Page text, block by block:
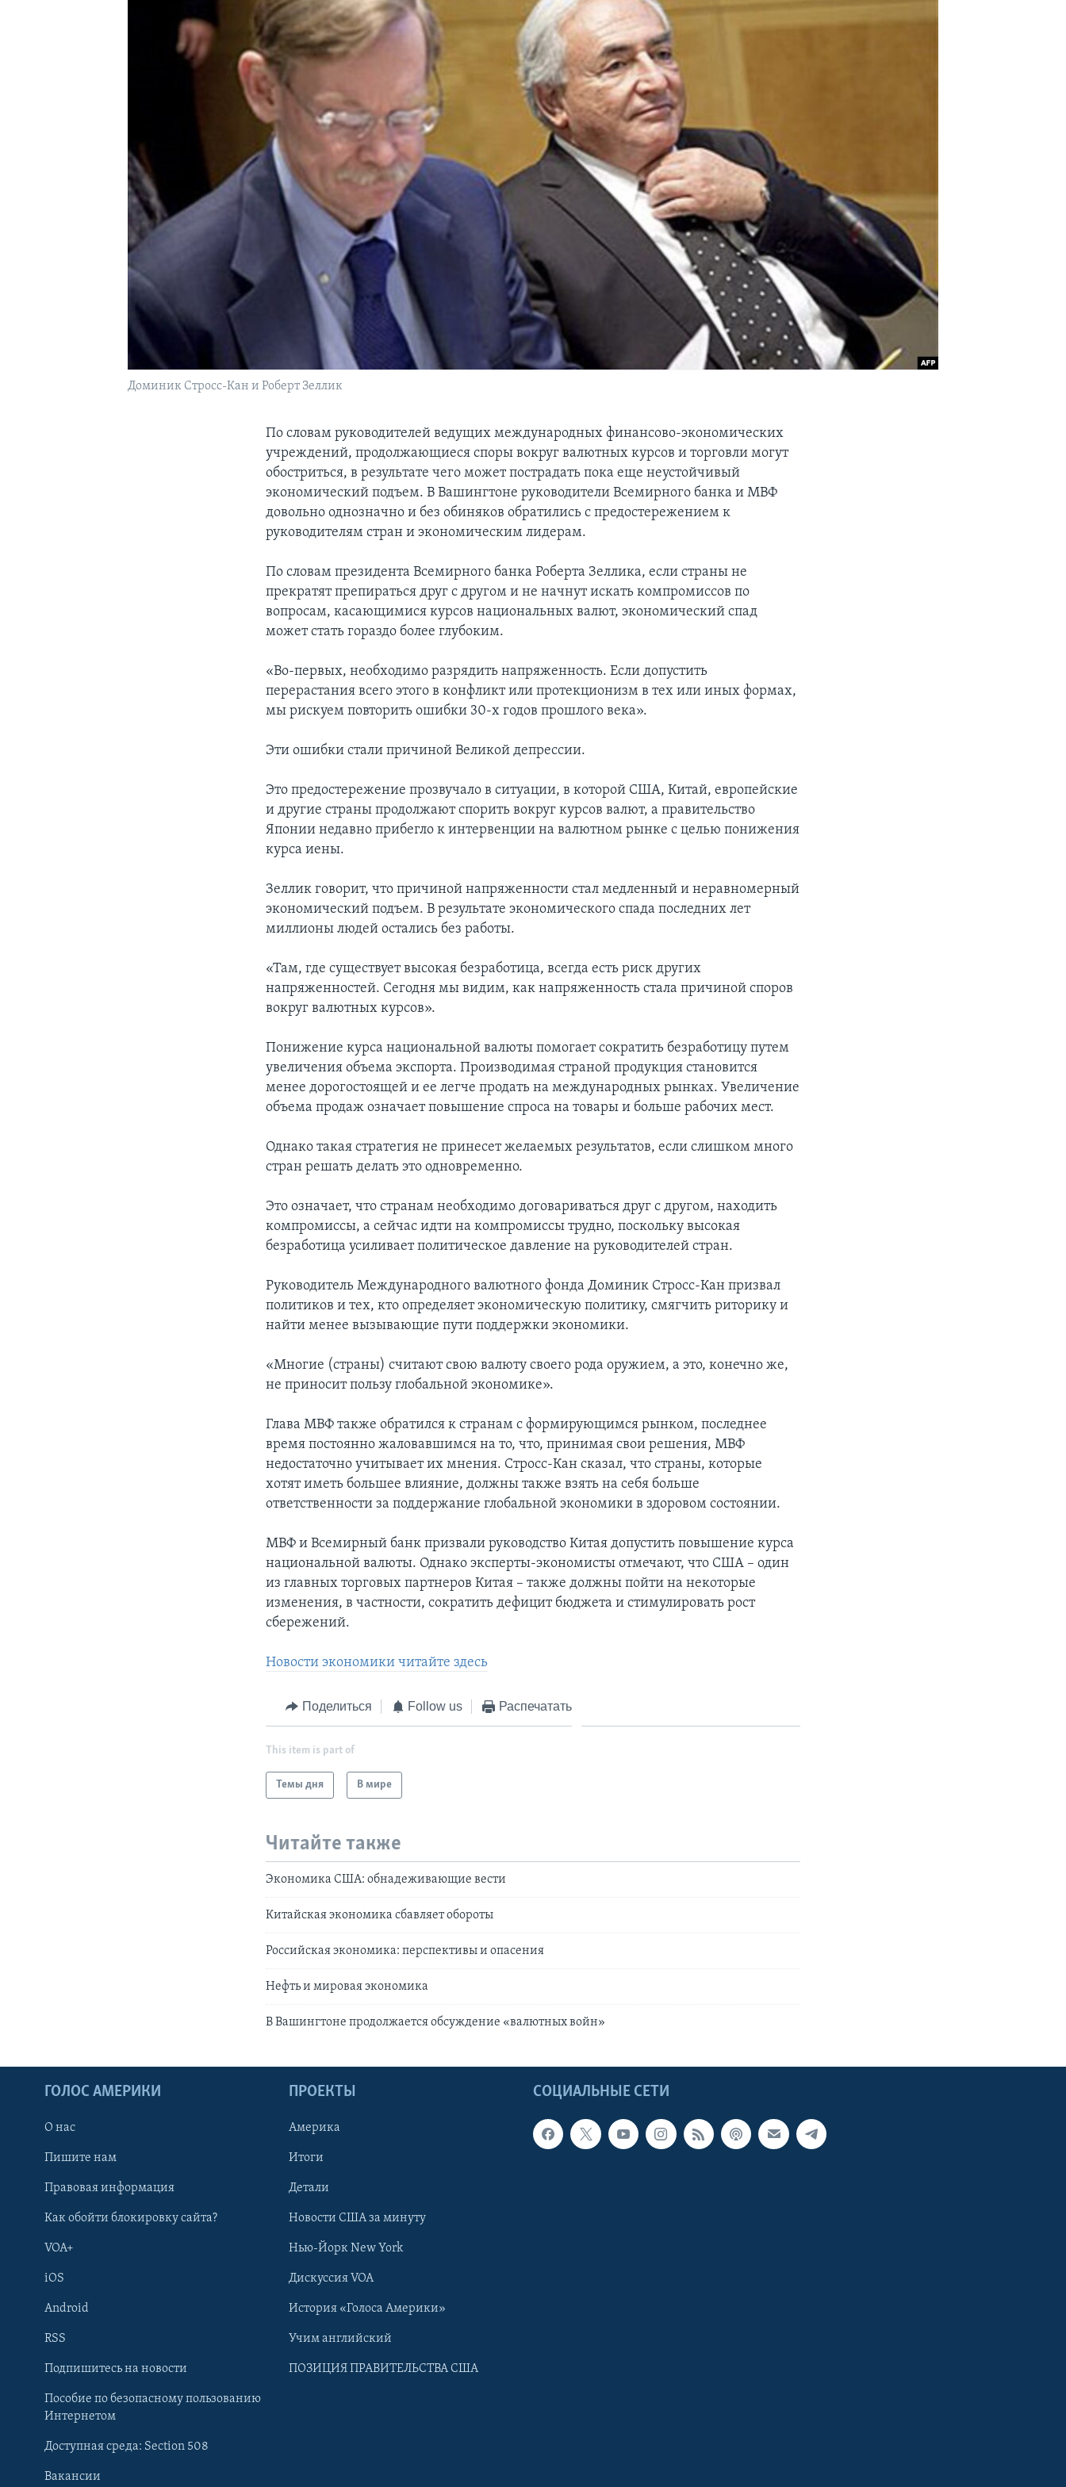
Learning English
Доминик Стросс-Кан и Роберт Зеллик
По словам руководителей ведущих международных финансово-экономических
учреждений, продолжающиеся споры вокруг валютных курсов и торговли могут
обостриться, в результате чего может пострадать пока еще неустойчивый
экономический подъем. В Вашингтоне руководители Всемирного банка и МВФ
довольно однозначно и без обиняков обратились с предостережением к
руководителям стран и экономическим лидерам.
По словам президента Всемирного банка Роберта Зеллика, если страны не
прекратят препираться друг с другом и не начнут искать компромиссов по
вопросам, касающимися курсов национальных валют, экономический спад
может стать гораздо более глубоким.
«Во-первых, необходимо разрядить напряженность. Если допустить
перерастания всего этого в конфликт или протекционизм в тех или иных формах,
мы рискуем повторить ошибки 30-х годов прошлого века».
Эти ошибки стали причиной Великой депрессии.
Это предостережение прозвучало в ситуации, в которой США, Китай, европейские
и другие страны продолжают спорить вокруг курсов валют, а правительство
Японии недавно прибегло к интервенции на валютном рынке с целью понижения
курса иены.
Зеллик говорит, что причиной напряженности стал медленный и неравномерный
экономический подъем. В результате экономического спада последних лет
миллионы людей остались без работы.
«Там, где существует высокая безработица, всегда есть риск других
напряженностей. Сегодня мы видим, как напряженность стала причиной споров
вокруг валютных курсов».
Понижение курса национальной валюты помогает сократить безработицу путем
увеличения объема экспорта. Производимая страной продукция становится
менее дорогостоящей и ее легче продать на международных рынках. Увеличение
объема продаж означает повышение спроса на товары и больше рабочих мест.
Однако такая стратегия не принесет желаемых результатов, если слишком много
стран решать делать это одновременно.
Это означает, что странам необходимо договариваться друг с другом, находить
компромиссы, а сейчас идти на компромиссы трудно, поскольку высокая
безработица усиливает политическое давление на руководителей стран.
Руководитель Международного валютного фонда Доминик Стросс-Кан призвал
политиков и тех, кто определяет экономическую политику, смягчить риторику и
найти менее вызывающие пути поддержки экономики.
«Многие (страны) считают свою валюту своего рода оружием, а это, конечно же,
не приносит пользу глобальной экономике».
Глава МВФ также обратился к странам с формирующимся рынком, последнее
время постоянно жаловавшимся на то, что, принимая свои решения, МВФ
недостаточно учитывает их мнения. Стросс-Кан сказал, что страны, которые
хотят иметь большее влияние, должны также взять на себя больше
ответственности за поддержание глобальной экономики в здоровом состоянии.
МВФ и Всемирный банк призвали руководство Китая допустить повышение курса
национальной валюты. Однако эксперты-экономисты отмечают, что США – один
из главных торговых партнеров Китая – также должны пойти на некоторые
изменения, в частности, сократить дефицит бюджета и стимулировать рост
сбережений.
Новости экономики читайте здесь
Поделиться Follow us Распечатать
This item is part of
Темы дня В мире
Читайте также
Экономика США: обнадеживающие вести
Китайская экономика сбавляет обороты
Российская экономика: перспективы и опасения
Нефть и мировая экономика
В Вашингтоне продолжается обсуждение «валютных войн»
СОЦИАЛЬНЫЕ СЕТИ
ГОЛОС АМЕРИКИ
О нас
Пишите нам
Правовая информация
Как обойти блокировку сайта?
VOA+
iOS
Android
RSS
Подпишитесь на новости
Пособие по безопасному пользованию
Интернетом
Доступная среда: Section 508
Вакансии
ПРОЕКТЫ
Америка
Итоги
Детали
Новости США за минуту
Нью-Йорк New York
Дискуссия VOA
История «Голоса Америки»
Учим английский
ПОЗИЦИЯ ПРАВИТЕЛЬСТВА США